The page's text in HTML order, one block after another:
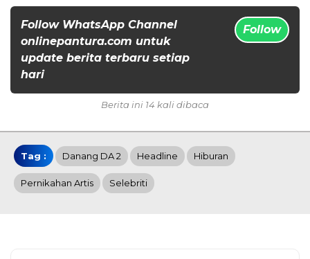
Follow WhatsApp Channel
onlinepantura.com untuk
update berita terbaru setiap
hari
Follow
Berita ini 14 kali dibaca
Tag : Danang DA 2 Headline Hiburan
Pernikahan Artis Selebriti